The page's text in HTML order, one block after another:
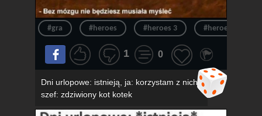
#gra #heroes #heroes 3 #heroes of
1 0
Dni urlopowe: istnieją, ja: korzystam z nich,
szef: zdziwiony kot kotek